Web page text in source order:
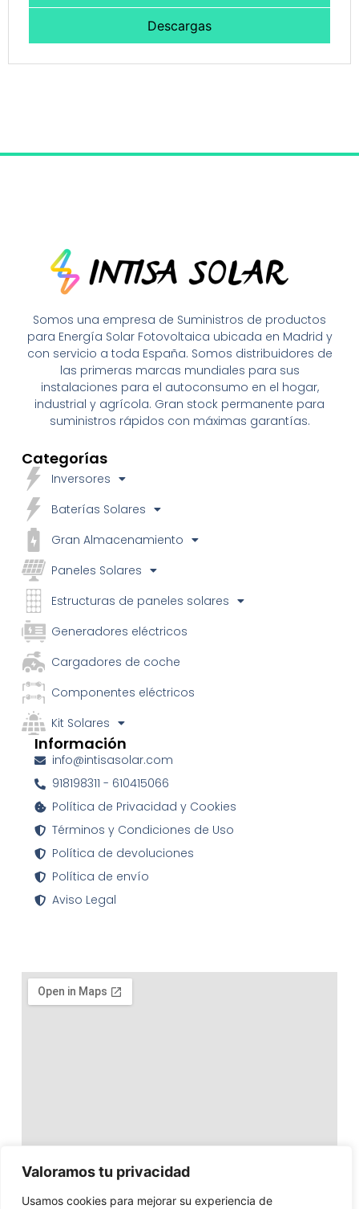
Valoramos tu privacidad
Usamos cookies para mejorar su experiencia de
Descargas
Somos una empresa de Suministros de productos
para Energía Solar Fotovoltaica ubicada en Madrid y
con servicio a toda España. Somos distribuidores de
las primeras marcas mundiales para sus
instalaciones para el autoconsumo en el hogar,
industrial y agrícola. Gran stock permanente para
suministros rápidos con máximas garantías.
Categorías
Inversores
Baterías Solares
Gran Almacenamiento
Paneles Solares
Estructuras de paneles solares
Generadores eléctricos
Cargadores de coche
Componentes eléctricos
Kit Solares
Información
info@intisasolar.com
918198311 - 610415066
Política de Privacidad y Cookies
Términos y Condiciones de Uso
Política de devoluciones
Política de envío
Aviso Legal